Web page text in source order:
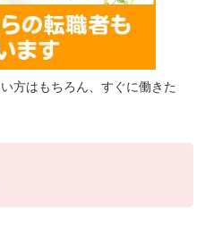
方はもちろん、すぐに働きた
）